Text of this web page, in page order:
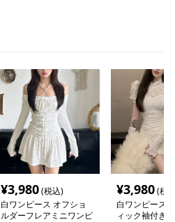
¥3,980(税込)
白ワンピース オフショ
ルダーフレアミニワンピ
¥3,980(税
白ワンピース
ィック袖付き